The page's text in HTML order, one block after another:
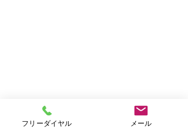
フリーダイヤル メール